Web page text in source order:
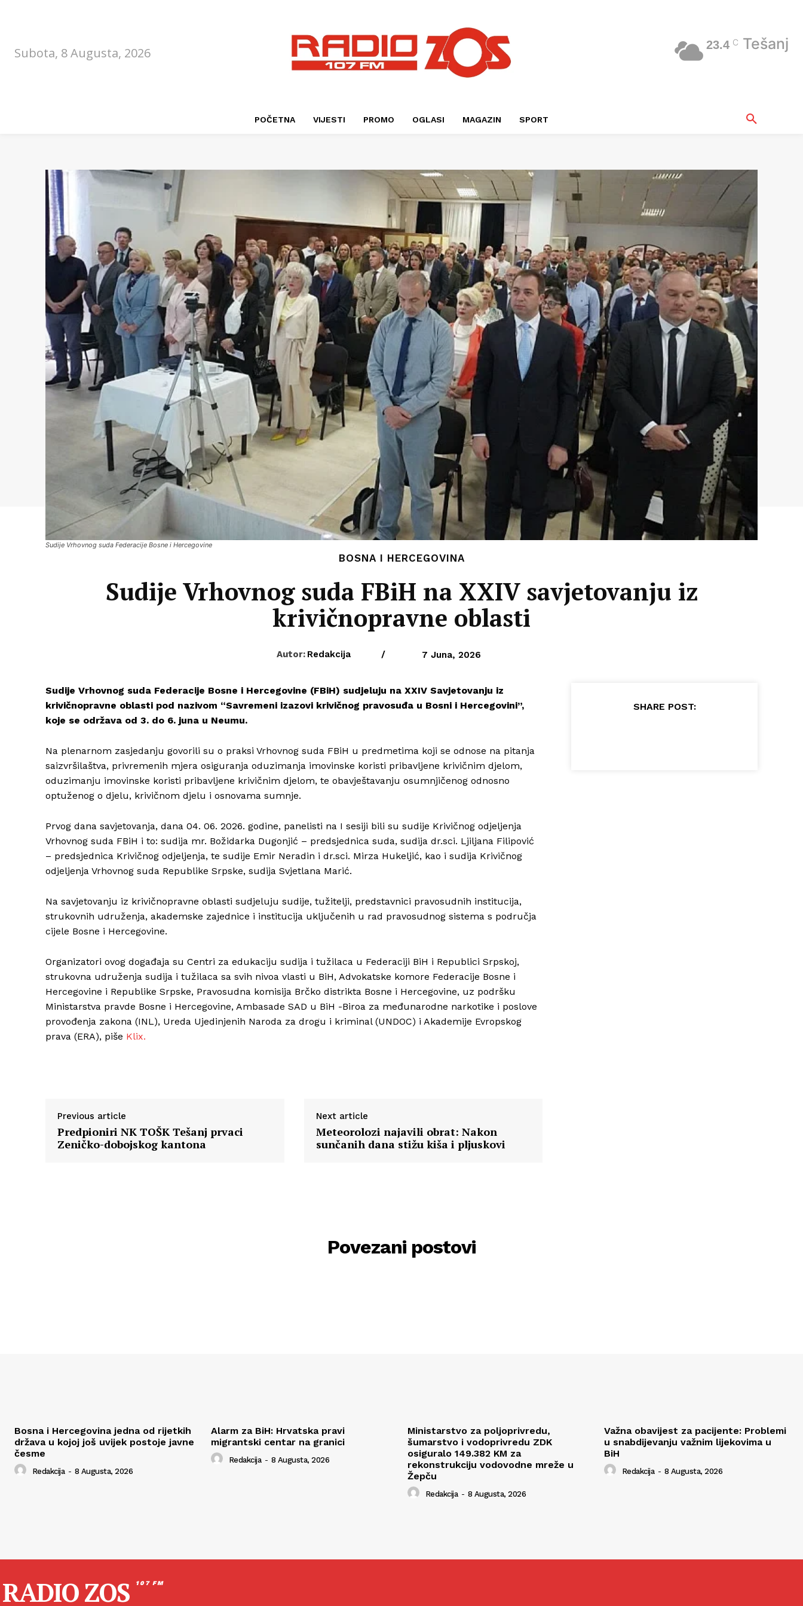
Subota, 8 Augusta, 2026
23.4 C Tešanj
POČETNA VIJESTI PROMO OGLASI MAGAZIN SPORT
Sudije Vrhovnog suda Federacije Bosne i Hercegovine
BOSNA I HERCEGOVINA
Sudije Vrhovnog suda FBiH na XXIV savjetovanju iz
krivičnopravne oblasti
Autor: Redakcija / 7 Juna, 2026
Sudije Vrhovnog suda Federacije Bosne i Hercegovine (FBiH) sudjeluju na XXIV Savjetovanju iz
krivičnopravne oblasti pod nazivom “Savremeni izazovi krivičnog pravosuđa u Bosni i Hercegovini”,
koje se održava od 3. do 6. juna u Neumu.
Na plenarnom zasjedanju govorili su o praksi Vrhovnog suda FBiH u predmetima koji se odnose na pitanja
saizvršilaštva, privremenih mjera osiguranja oduzimanja imovinske koristi pribavljene krivičnim djelom,
oduzimanju imovinske koristi pribavljene krivičnim djelom, te obavještavanju osumnjičenog odnosno
optuženog o djelu, krivičnom djelu i osnovama sumnje.
Prvog dana savjetovanja, dana 04. 06. 2026. godine, panelisti na I sesiji bili su sudije Krivičnog odjeljenja
Vrhovnog suda FBiH i to: sudija mr. Božidarka Dugonjić – predsjednica suda, sudija dr.sci. Ljiljana Filipović
– predsjednica Krivičnog odjeljenja, te sudije Emir Neradin i dr.sci. Mirza Hukeljić, kao i sudija Krivičnog
odjeljenja Vrhovnog suda Republike Srpske, sudija Svjetlana Marić.
Na savjetovanju iz krivičnopravne oblasti sudjeluju sudije, tužitelji, predstavnici pravosudnih institucija,
strukovnih udruženja, akademske zajednice i institucija uključenih u rad pravosudnog sistema s područja
cijele Bosne i Hercegovine.
Organizatori ovog događaja su Centri za edukaciju sudija i tužilaca u Federaciji BiH i Republici Srpskoj,
strukovna udruženja sudija i tužilaca sa svih nivoa vlasti u BiH, Advokatske komore Federacije Bosne i
Hercegovine i Republike Srpske, Pravosudna komisija Brčko distrikta Bosne i Hercegovine, uz podršku
Ministarstva pravde Bosne i Hercegovine, Ambasade SAD u BiH -Biroa za međunarodne narkotike i poslove
provođenja zakona (INL), Ureda Ujedinjenih Naroda za drogu i kriminal (UNDOC) i Akademije Evropskog
prava (ERA), piše Klix.
Previous article
Predpioniri NK TOŠK Tešanj prvaci
Zeničko-dobojskog kantona
Next article
Meteorolozi najavili obrat: Nakon
sunčanih dana stižu kiša i pljuskovi
SHARE POST:
Povezani postovi
Bosna i Hercegovina jedna od rijetkih
država u kojoj još uvijek postoje javne
česme
Redakcija - 8 Augusta, 2026
Alarm za BiH: Hrvatska pravi
migrantski centar na granici
Redakcija - 8 Augusta, 2026
Ministarstvo za poljoprivredu,
šumarstvo i vodoprivredu ZDK
osiguralo 149.382 KM za
rekonstrukciju vodovodne mreže u
Žepču
Redakcija - 8 Augusta, 2026
Važna obavijest za pacijente: Problemi
u snabdijevanju važnim lijekovima u
BiH
Redakcija - 8 Augusta, 2026
RADIO ZOS 107 FM